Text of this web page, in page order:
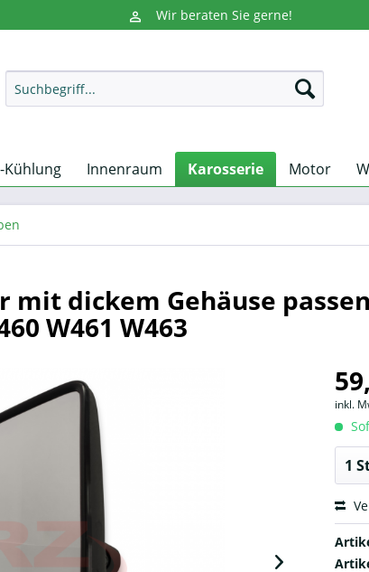
Wir beraten Sie gerne!
Kühlung Innenraum Karosserie Motor
mit dickem Gehäuse
W461 W463
inkl.